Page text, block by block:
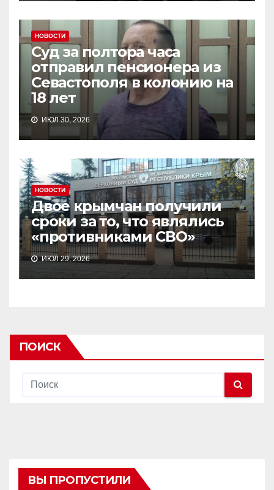
НОВОСТИ
Суд за полтора часа
отправил пенсионера из
Севастополя в колонию на
18 лет
ИЮЛ 30, 2026
НОВОСТИ
Двое крымчан получили
сроки за то, что являлись
«противниками СВО»
ИЮЛ 29, 2026
ПОИСК
ВЫ ПРОПУСТИЛИ